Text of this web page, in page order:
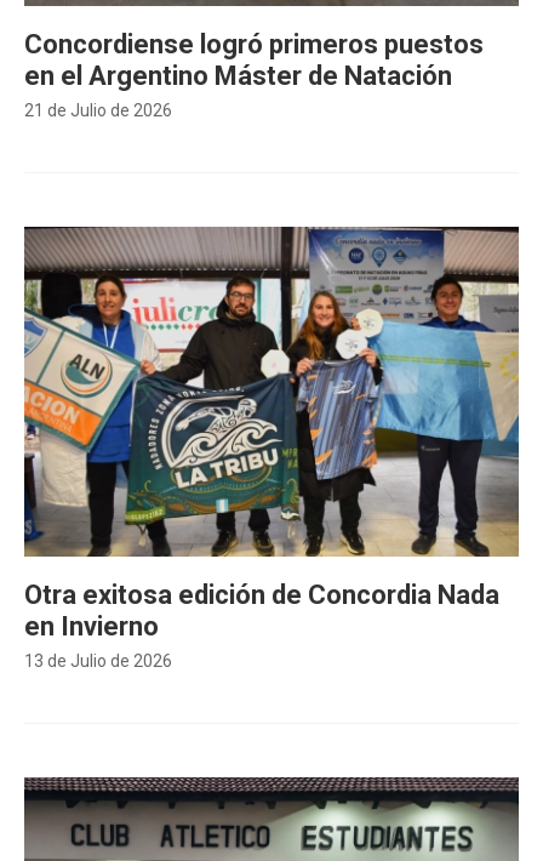
21 de Julio de 2026
Concordiense logró primeros puestos
en el Argentino Máster de Natación
13 de Julio de 2026
Otra exitosa edición de Concordia Nada
en Invierno